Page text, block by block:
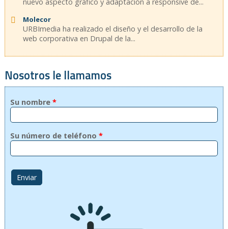
Molecor
URBImedia ha realizado el diseño y el desarrollo de la
web corporativa en Drupal de la...
Nosotros le llamamos
Su nombre *
Su número de teléfono *